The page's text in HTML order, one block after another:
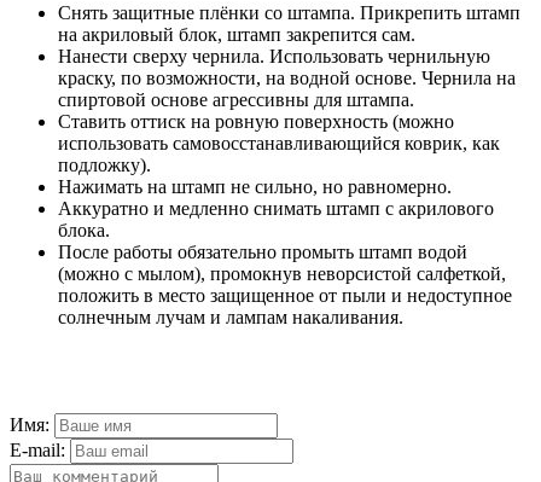
Снять защитные плёнки со штампа. Прикрепить штамп
на акриловый блок, штамп закрепится сам.
Нанести сверху чернила. Использовать чернильную
краску, по возможности, на водной основе. Чернила на
спиртовой основе агрессивны для штампа.
Ставить оттиск на ровную поверхность (можно
использовать самовосстанавливающийся коврик, как
подложку).
Нажимать на штамп не сильно, но равномерно.
Аккуратно и медленно снимать штамп с акрилового
блока.
После работы обязательно промыть штамп водой
(можно с мылом), промокнув неворсистой салфеткой,
положить в место защищенное от пыли и недоступное
солнечным лучам и лампам накаливания.
Имя:
E-mail: